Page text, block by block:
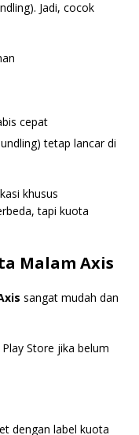
Jadi, cocok
cepat
tetap lancar di
khusus
tapi kuota
Malam Axis
sangat mudah dan
Store jika belum
dengan label kuota